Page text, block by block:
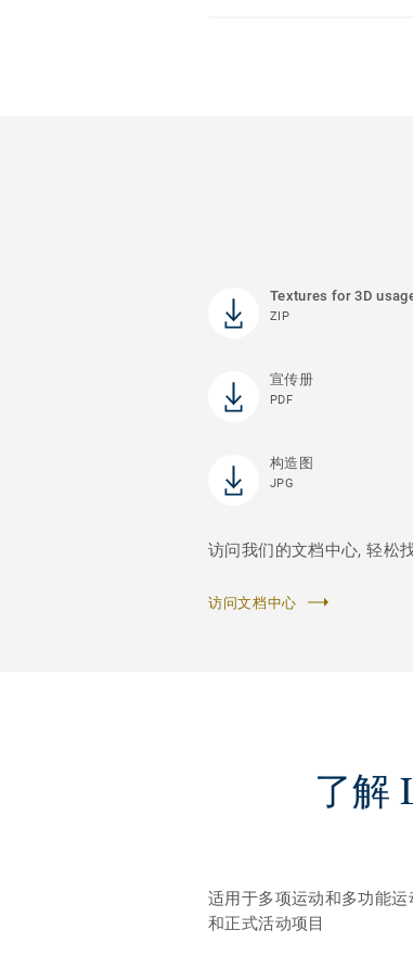
Textures for 3D
ZIP
宣传册
PDF
构造图
JPG
访问我们的文档中心, 轻松
访问文档中心
了解
适用于多项运动和多功能
和正式活动项目